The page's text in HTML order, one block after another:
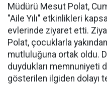
Müdürü Mesut Polat,
"Aile Yılı" etkinlikleri
evlerinde ziyaret etti.
Polat, çocuklarla
mutluluğuna ortak oldu.
duydukları memnuniyeti
gösterilen ilgiden dolayı